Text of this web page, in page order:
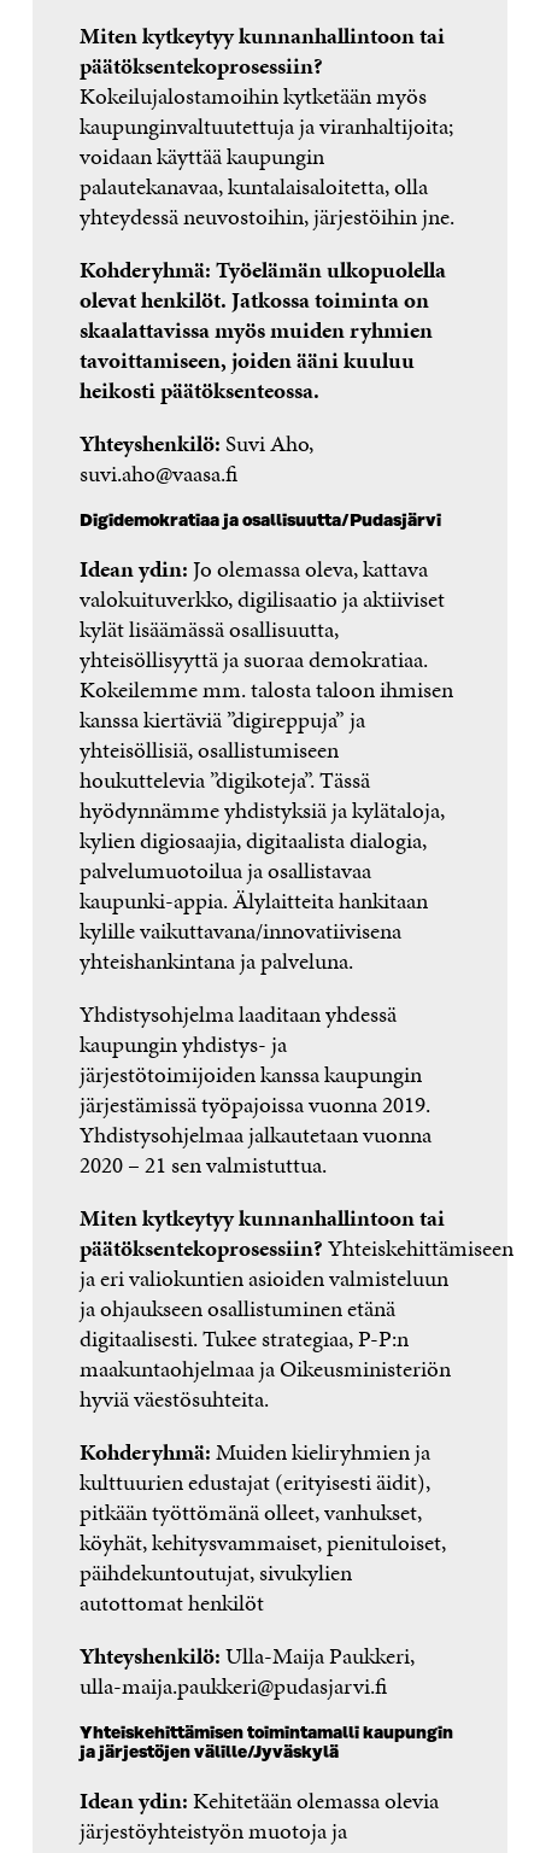
Miten kytkeytyy kunnanhallintoon tai
päätöksentekoprosessiin?
Kokeilujalostamoihin kytketään myös
kaupunginvaltuutettuja ja viranhaltijoita;
voidaan käyttää kaupungin
palautekanavaa, kuntalaisaloitetta, olla
yhteydessä neuvostoihin, järjestöihin jne.
Kohderyhmä: Työelämän ulkopuolella
olevat henkilöt. Jatkossa toiminta on
skaalattavissa myös muiden ryhmien
tavoittamiseen, joiden ääni kuuluu
heikosti päätöksenteossa.
Yhteyshenkilö:Suvi Aho,
suvi.aho@vaasa.fi
Digidemokratiaa ja osallisuutta/Pudasjärvi
Idean ydin:Jo olemassa oleva, kattava
valokuituverkko, digilisaatio ja aktiiviset
kylät lisäämässä osallisuutta,
yhteisöllisyyttä ja suoraa demokratiaa.
Kokeilemme mm. talosta taloon ihmisen
kanssa kiertäviä ”digireppuja” ja
yhteisöllisiä, osallistumiseen
houkuttelevia ”digikoteja”. Tässä
hyödynnämme yhdistyksiä ja kylätaloja,
kylien digiosaajia, digitaalista dialogia,
palvelumuotoilua ja osallistavaa
kaupunki-appia. Älylaitteita hankitaan
kylille vaikuttavana/innovatiivisena
yhteishankintana ja palveluna.
Yhdistysohjelma laaditaan yhdessä
kaupungin yhdistys- ja
järjestötoimijoiden kanssa kaupungin
järjestämissä työpajoissa vuonna 2019.
Yhdistysohjelmaa jalkautetaan vuonna
2020 – 21 sen valmistuttua.
Miten kytkeytyy kunnanhallintoon tai
päätöksentekoprosessiin?Yhteiskehittämiseen
ja eri valiokuntien asioiden valmisteluun
ja ohjaukseen osallistuminen etänä
digitaalisesti. Tukee strategiaa, P-P:n
maakuntaohjelmaa ja Oikeusministeriön
hyviä väestösuhteita.
Kohderyhmä:Muiden kieliryhmien ja
kulttuurien edustajat (erityisesti äidit),
pitkään työttömänä olleet, vanhukset,
köyhät, kehitysvammaiset, pienituloiset,
päihdekuntoutujat, sivukylien
autottomat henkilöt
Yhteyshenkilö:Ulla-Maija Paukkeri,
ulla-maija.paukkeri@pudasjarvi.fi
Yhteiskehittämisen toimintamalli kaupungin
ja järjestöjen välille/Jyväskylä
Idean ydin:Kehitetään olemassa olevia
järjestöyhteistyön muotoja ja